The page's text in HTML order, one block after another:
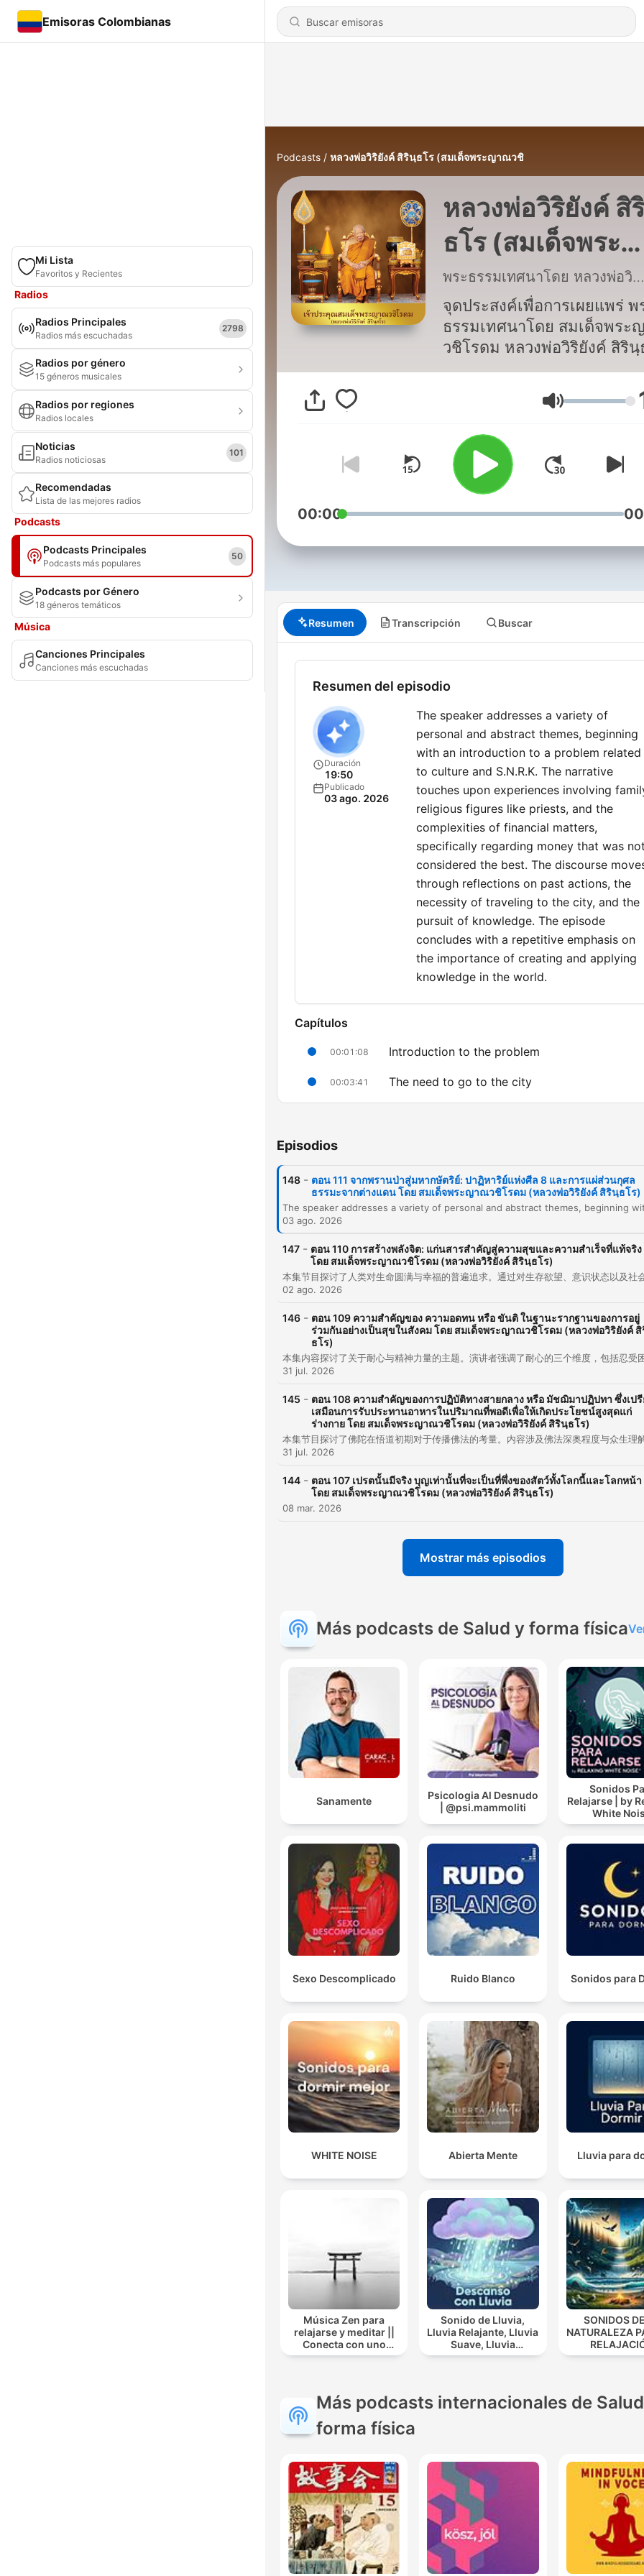
Emisoras Colombianas
Mi Lista
Favoritos y Recientes
Radios
Radios Principales
Radios más escuchadas
2798
Radios por género
15 géneros musicales
Radios por regiones
Radios locales
Noticias
Radios noticiosas
101
Recomendadas
Lista de las mejores radios
Podcasts
Podcasts Principales
Podcasts más populares
50
Podcasts por Género
18 géneros temáticos
Música
Canciones Principales
Canciones más escuchadas
Podcasts หลวงพ่อวิริยังค์ สิรินฺธโร (สมเด็จพระญาณวชิ
หลวงพ่อวิริยังค์ สิ
ธโร (สมเด็จพระ
ญาณวชิ
พระธรรมเทศนาโดย หลวงพ่อวิริยังค์ สิรินฺธโร
จุดประสงค์เพื่อการเผยแพร่ พ
ธรรมเทศนาโดย สมเด็จพระ
วชิโรดม หลวงพ่อวิริยังค์ สิรินฺ
เจ้าอาวาสวัดธรรมมงคล ประ
ผู้ก่อตั้งสถาบันพลังจิตตานุภาพ
และประธานคณะสงฆ์ธรรมยุต
ประเทศแคนาดา ณ วัดธรรมม
เถาบุญญนนท์วิหาร สุขุมวิท
จังหวัดกรุงเทพมหานคร เท่านั้น
Volumen
00:00
Resumen Transcripción Buscar
Resumen del episodio
Duración
19:50
Publicado
03 ago. 2026
The speaker addresses a variety of
personal and abstract themes, beginning
with an introduction to a problem related
to culture and S.N.R.K. The narrative
touches upon experiences involving
religious figures like priests, and the
complexities of financial matters,
specifically regarding money that was not
considered the best. The discourse
through reflections on past actions, the
necessity of traveling to the city, and the
pursuit of knowledge. The episode
concludes with a repetitive emphasis on
the importance of creating and applying
knowledge in the world.
Capítulos
00:01:08 Introduction to the problem
00:03:41 The need to go to the city
00:08:10
The importance of knowledge
Haz clic en un capítulo para ir directamente a ese momento
Destacados
Because I'm not going to die because I'm not going to
die.
persistence during a difficult moment.
and I don't know about the money. And the money
00:08:10 · The speaker discusses uncertainty and
regarding received funds.
00:09:20 · A contradictory statement made while discussing
nature of financial gain.
knowledge. The knowledge of the knowledge is to do
the knowledge.
00:17:45 · A concluding thought on the practical
of learning.
Episodios
148 - ตอน 111 จากพรานป่าสู่มหากษัตริย์: ปาฏิหาริย์แห่งศีล 8 และการแผ่ส่วนกุศล
ธรรมะจากต่างแดน โดย สมเด็จพระญาณวชิโรดม (หลวงพ่อวิริยังค์ สิรินฺธโร)
03 ago. 2026
147 - ตอน 110 การสร้างพลังจิต: แก่นสารสำคัญสู่ความสุขและความสำเร็จที่แท้จริง
โดย สมเด็จพระญาณวชิโรดม (หลวงพ่อวิริยังค์ สิรินฺธโร)
02 ago. 2026
146 - ตอน 109 ความสำคัญของ ความอดทน หรือ ขันติ ในฐานะรากฐานของการอยู่
ร่วมกันอย่างเป็นสุขในสังคม โดย สมเด็จพระญาณวชิโรดม (หลวงพ่อวิริยังค์
ธโร)
31 jul. 2026
145 - ตอน 108 ความสำคัญของการปฏิบัติทางสายกลาง หรือ มัชฌิมาปฏิปทา ซึ่งเป
เสมือนการรับประทานอาหารในปริมาณที่พอดีเพื่อให้เกิดประโยชน์สูงสุดแก่
ร่างกาย โดย สมเด็จพระญาณวชิโรดม (หลวงพ่อวิริยังค์ สิรินฺธโร)
31 jul. 2026
144 - ตอน 107 เปรตนั้นมีจริง บุญเท่านั้นที่จะเป็นที่พึ่งของสัตว์ทั้งโลกนี้และโลกหน้า
โดย สมเด็จพระญาณวชิโรดม (หลวงพ่อวิริยังค์ สิรินฺธโร)
08 mar. 2026
Mostrar más episodios
Más podcasts de Salud y forma física
Sanamente
Psicologia Al Desnudo
| @psi.mammoliti
Sonidos
Relajarse | by
White
Sexo Descomplicado Ruido Blanco Sonidos para
WHITE NOISE Abierta Mente Lluvia para
Música Zen para
relajarse y meditar ||
Conecta con uno
mismo
Sonido de Lluvia,
Lluvia Relajante, Lluvia
Suave, Lluvia
Nocturna, Descanso
SONIDOS
NATURALEZA
Más podcasts internacionales de
forma física